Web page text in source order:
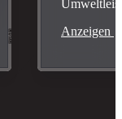
Anzeigen